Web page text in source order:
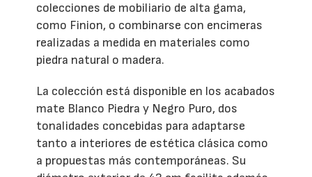
colecciones de mobiliario de alta gama,
como Finion, o combinarse con encimeras
realizadas a medida en materiales como
piedra natural o madera.
La colección está disponible en los acabados
mate Blanco Piedra y Negro Puro, dos
tonalidades concebidas para adaptarse
tanto a interiores de estética clásica como
a propuestas más contemporáneas. Su